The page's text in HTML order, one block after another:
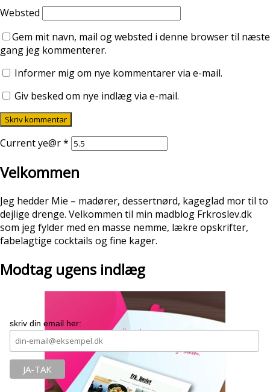
Websted
Gem mit navn, mail og websted i denne browser til næste
gang jeg kommenterer.
Informer mig om nye kommentarer via e-mail.
Giv besked om nye indlæg via e-mail.
Current ye@r*
Velkommen
Jeg hedder Mie – madører, dessertnørd, kageglad mor til to
dejlige drenge. Velkommen til min madblog Frkroslev.dk
som jeg fylder med en masse nemme, lækre opskrifter,
fabelagtige cocktails og fine kager.
Modtag ugens indlæg
skriv din email her: